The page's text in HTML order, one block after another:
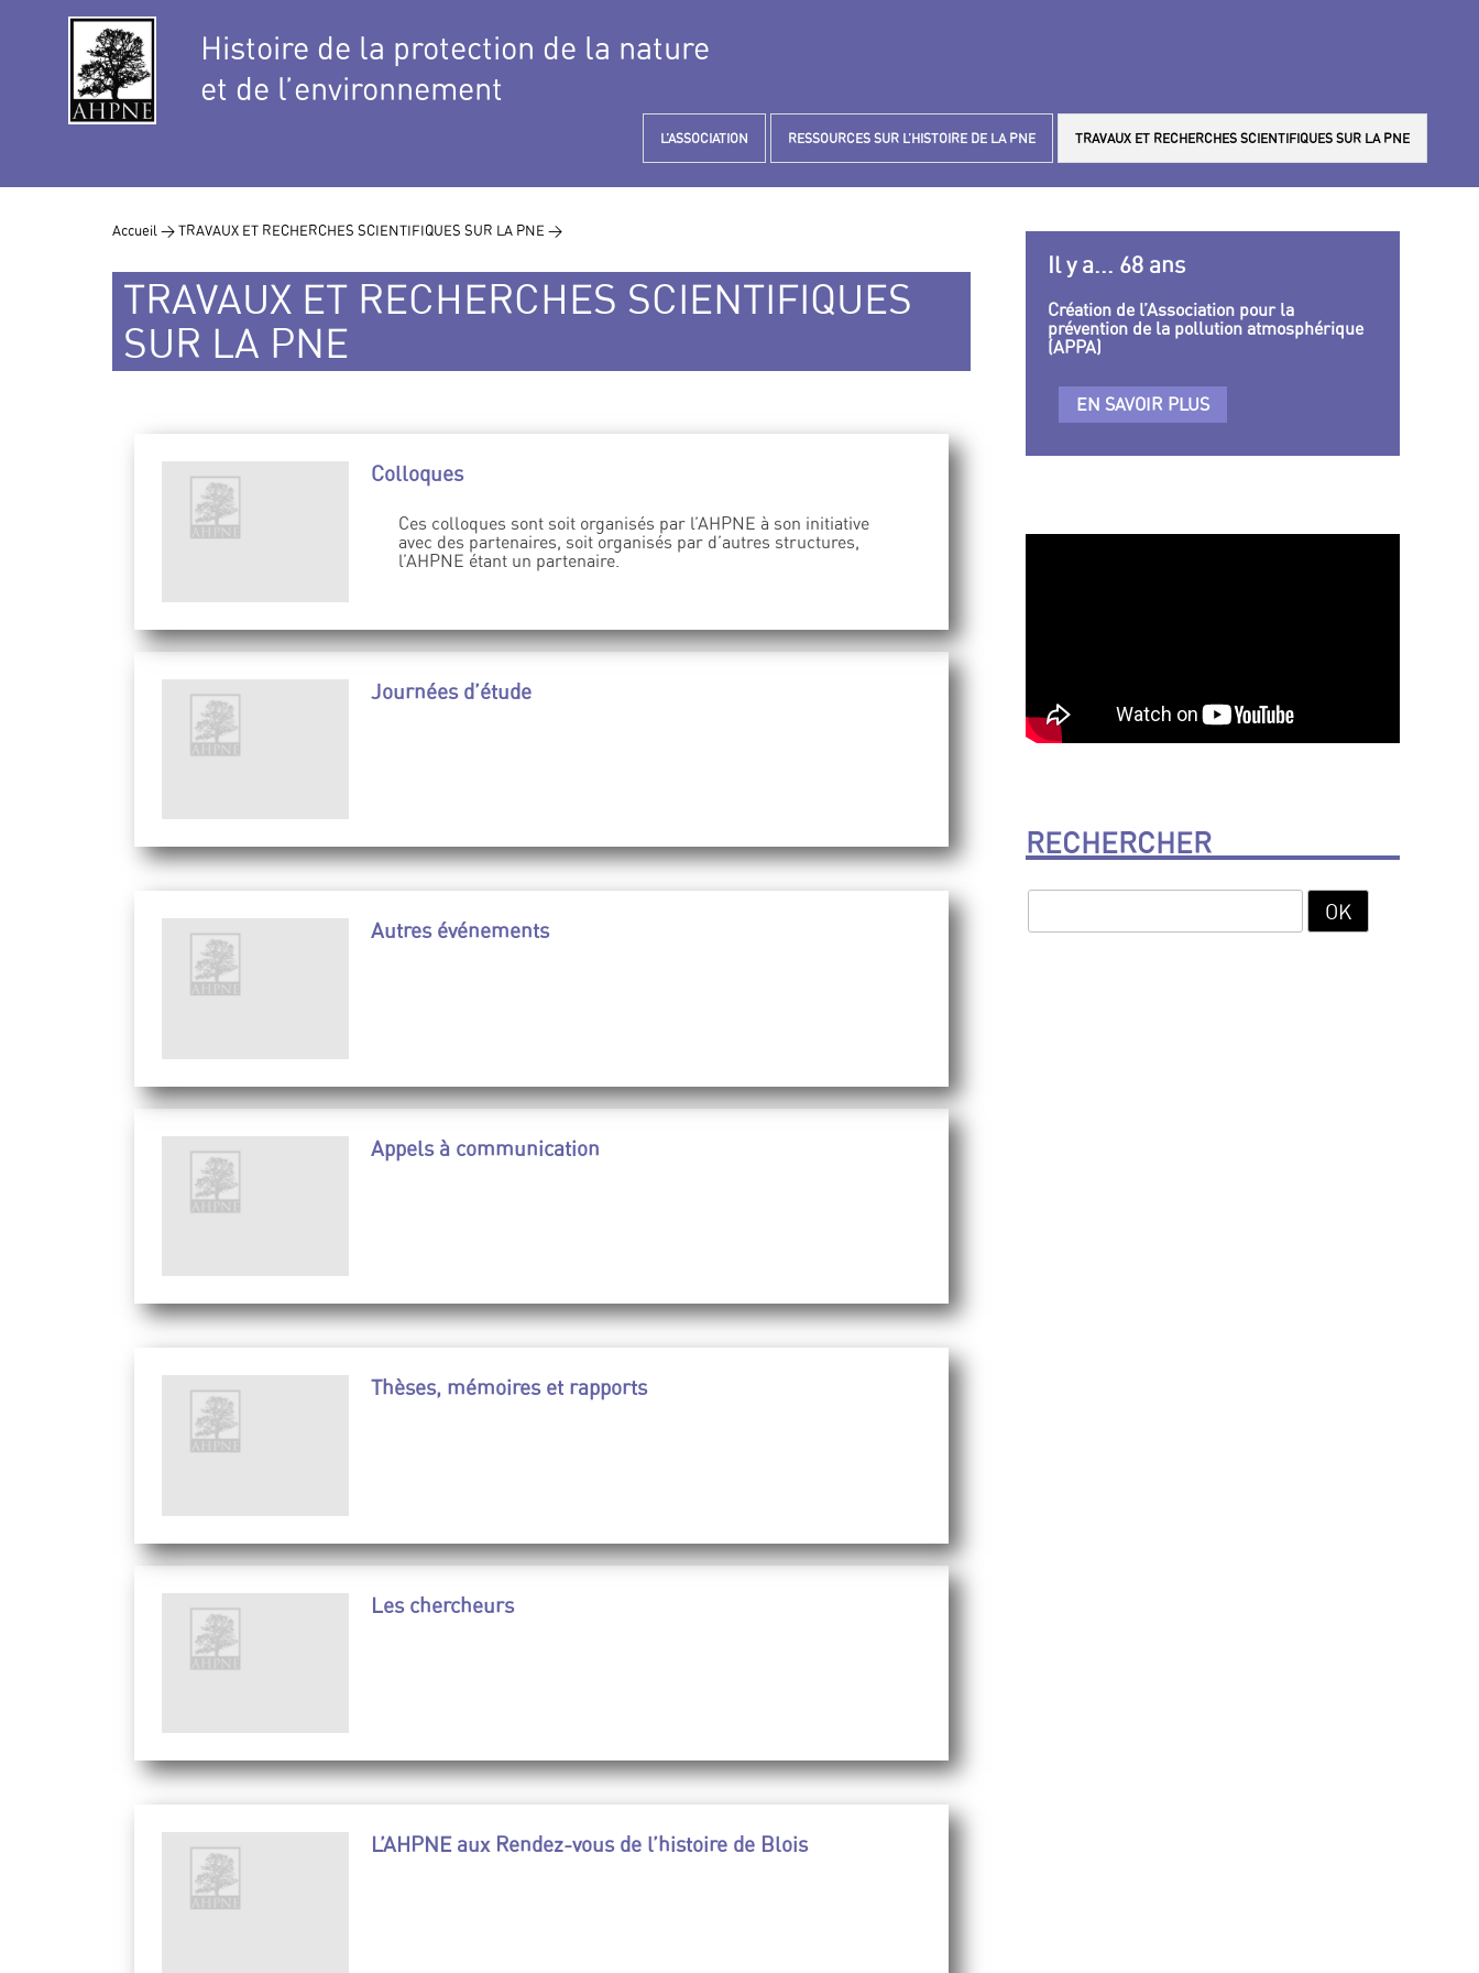
Histoire de la protection de la nature
et de l’environnement
L’ASSOCIATION RESSOURCES SUR L’HISTOIRE DE LA PNE TRAVAUX ET RECHERCHES SCIENTIFIQUES SUR LA PNE
Accueil >TRAVAUX ET RECHERCHES SCIENTIFIQUES SUR LA PNE >
TRAVAUX ET RECHERCHES SCIENTIFIQUES
SUR LA PNE
Colloques
Ces colloques sont soit organisés par l’AHPNE à son initiative
avec des partenaires, soit organisés par d’autres structures,
l’AHPNE étant un partenaire.
Journées d’étude
Autres événements
Appels à communication
Thèses, mémoires et rapports
Les chercheurs
L’AHPNE aux Rendez-vous de l’histoire de Blois
Il y a... 68 ans
Création de l’Association pour la
prévention de la pollution atmosphérique
(APPA)
EN SAVOIR PLUS
RECHERCHER